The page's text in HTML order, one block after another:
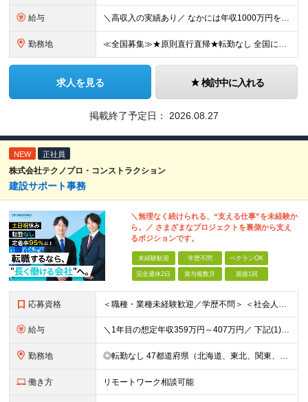
給与 ＼高収入の実績あり／ なかには年収1000万円を超えるスペシャリストもいらっしゃいます！ 【完全出来高報酬制】 ★仕事に慣れるまで収入をサポート 1か月目：報酬が通常の2倍 2か月目：報酬が通常の1
勤務地 ≪全国募集≫★原則直行直帰★転勤なし 全国に55の拠点を展開していますので、現在お住いの地域で働けます。また、原則直行直帰で調査を行い、レポート作成はご自宅にて行うことができるため、自分のペースで働け
求人を見る 検討中に入れる
掲載終了予定日： 2026.08.27
NEW 正社員
株式会社テクノプロ・コンストラクション
建設サポート事務
＼無理なく続けられる、“支える仕事”を未経験か
ら。／ さまざまなプロジェクトを裏側から支え
るポジションです。
未経験歓迎 学歴不問 ベテランOK
完全週休2日 賞与複数月 面接1回
応募資格 ＜職種・業種未経験歓迎／学歴不問＞ ＜社会人未経験歓迎／第二新卒歓迎／ブランクOK＞ ◆これまでの経歴や転職回数は問いません。意欲や人物を重視した採用です。 ◆社会人デビューの方や、正社員として働く
給与 ＼1年目の想定年収359万円～407万円／ 下記(1)～(3)のいずれかを、ご希望や適性を考慮したうえで決定します。 (1)月給23万1,000円＋賞与年2回（計2ヶ月分） (2)月給26万5,
勤務地 ◎転勤なし 47都道府県（北海道、東北、関東、北陸・甲信越、関西、東海、中国、四国、九州、沖縄）の各プロジェクト先 ◇本人の希望を伴わない転居はなく、転勤もありません。 ◇勤務地はご希望を最大限考
働き方 リモートワーク相談可能